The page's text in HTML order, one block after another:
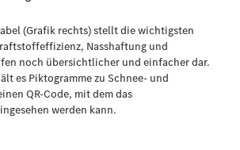
Übersicht
Gebrauchtwagensuche
Digitale
Extras